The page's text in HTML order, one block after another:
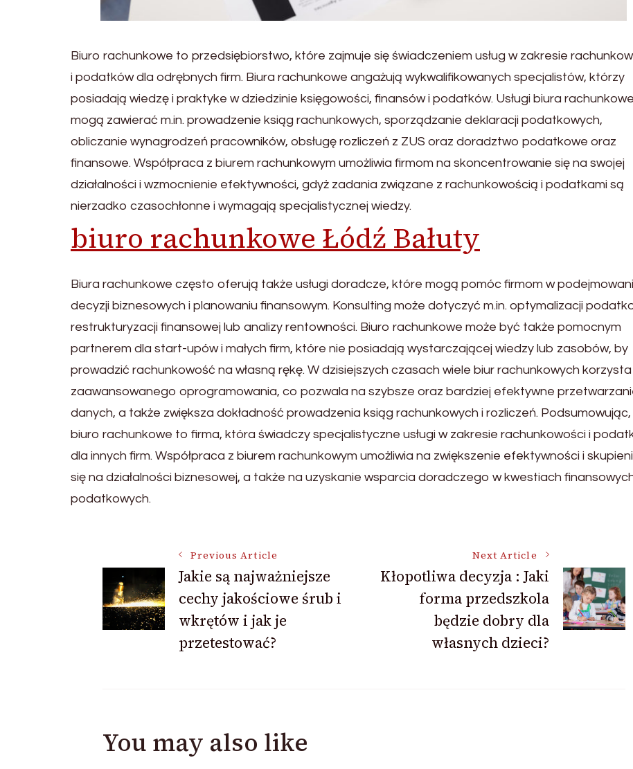
Biuro rachunkowe to przedsiębiorstwo, które zajmuje się świadczeniem usług w zakresie
i podatków dla odrębnych firm. Biura rachunkowe angażują wykwalifikowanych specjalistów, którzy
posiadają wiedzę i praktyke w dziedzinie księgowości, finansów i podatków. Usługi biura
mogą zawierać m.in. prowadzenie ksiąg rachunkowych, sporządzanie deklaracji podatkowych,
obliczanie wynagrodzeń pracowników, obsługę rozliczeń z ZUS oraz doradztwo podatkowe oraz
finansowe. Współpraca z biurem rachunkowym umożliwia firmom na skoncentrowanie się na swojej
działalności i wzmocnienie efektywności, gdyż zadania związane z rachunkowością i podatkami są
nierzadko czasochłonne i wymagają specjalistycznej wiedzy.
biuro rachunkowe Łódź Bałuty
Biura rachunkowe często oferują także usługi doradcze, które mogą pomóc firmom w
decyzji biznesowych i planowaniu finansowym. Konsulting może dotyczyć m.in. optymalizacji
restrukturyzacji finansowej lub analizy rentowności. Biuro rachunkowe może być także pomocnym
partnerem dla start-upów i małych firm, które nie posiadają wystarczającej wiedzy lub zasobów, by
prowadzić rachunkowość na własną rękę. W dzisiejszych czasach wiele biur rachunkowych korzysta
zaawansowanego oprogramowania, co pozwala na szybsze oraz bardziej efektywne
danych, a także zwiększa dokładność prowadzenia ksiąg rachunkowych i rozliczeń. Podsumowując,
biuro rachunkowe to firma, która świadczy specjalistyczne usługi w zakresie rachunkowości i
dla innych firm. Współpraca z biurem rachunkowym umożliwia na zwiększenie efektywności i
się na działalności biznesowej, a także na uzyskanie wsparcia doradczego w kwestiach
podatkowych.
Post
Navigation
Previous Article
Jakie są najważniejsze
cechy jakościowe śrub i
wkrętów i jak je
przetestować?
Next Article
Kłopotliwa decyzja : Jaki
forma przedszkola
będzie dobry dla
własnych dzieci?
You may also like